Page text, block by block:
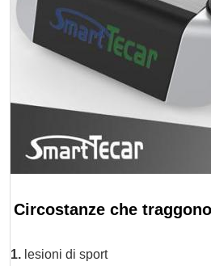
Circostanze che
1. lesioni di sport